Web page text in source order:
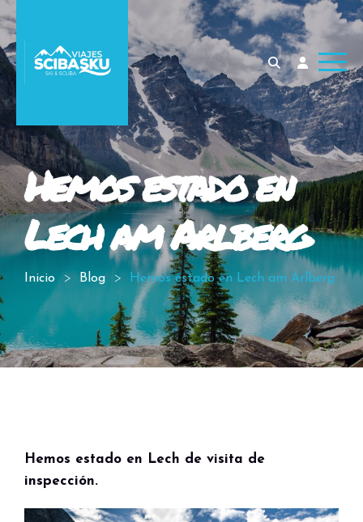
Hemos estado en
Lech am Arlberg
Inicio Blog Hemos estado en Lech am Arlberg
Hemos estado en Lech de visita de
inspección.